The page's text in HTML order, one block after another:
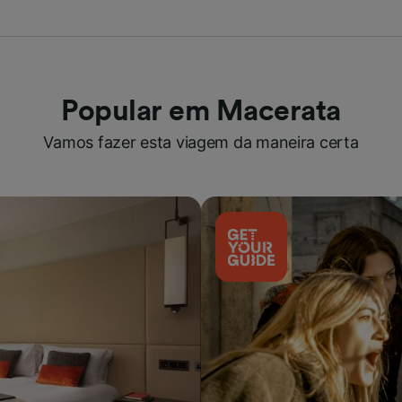
Popular em Macerata
Vamos fazer esta viagem da maneira certa